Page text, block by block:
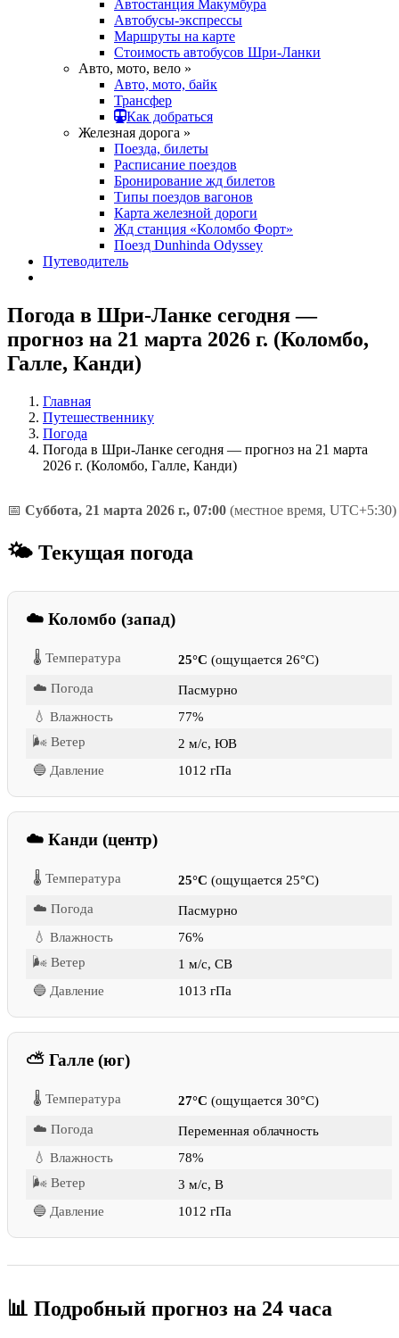
Автостанция Макумбура
Автобусы-экспрессы
Маршруты на карте
Стоимость автобусов Шри-Ланки
Авто, мото, вело »
Авто, мото, байк
Трансфер
Как добраться
Железная дорога »
Поезда, билеты
Расписание поездов
Бронирование жд билетов
Типы поездов вагонов
Карта железной дороги
Жд станция «Коломбо Форт»
Поезд Dunhinda Odyssey
Путеводитель
Погода в Шри-Ланке сегодня —
прогноз на 21 марта 2026 г. (Коломбо,
Галле, Канди)
Главная
Путешественнику
Погода
Погода в Шри-Ланке сегодня — прогноз на 21 марта
2026 г. (Коломбо, Галле, Канди)
📅 Суббота, 21 марта 2026 г., 07:00 (местное время, UTC+5:30)
🌤 Текущая погода
☁️ Коломбо (запад)
🌡 Температура 25°C (ощущается 26°C)
☁️ Погода
Пасмурно
💧 Влажность
77%
🌬 Ветер
2 м/с, ЮВ
🔵 Давление
1012 гПа
☁️ Канди (центр)
🌡 Температура 25°C (ощущается 25°C)
☁️ Погода
Пасмурно
💧 Влажность
76%
🌬 Ветер
1 м/с, СВ
🔵 Давление
1013 гПа
⛅ Галле (юг)
🌡 Температура 27°C (ощущается 30°C)
☁️ Погода
Переменная облачность
💧 Влажность
78%
🌬 Ветер
3 м/с, В
🔵 Давление
1012 гПа
📊 Подробный прогноз на 24 часа